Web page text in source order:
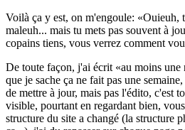
Voilà ça y est, on m'engoule:
Ouieuh,
maleuh... mais tu mets pas souvent à
copains tiens, vous verrez comment
De toute façon, j'ai écrit
au moins une
que je sache ça ne fait pas une
de mettre à jour, mais pas l'édito, c'est
visible, pourtant en regardant bien,
structure du site a changé (la structure